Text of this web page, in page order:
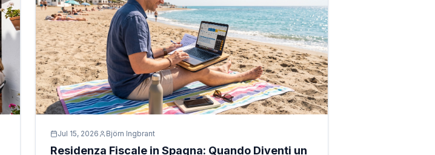
Jul 15, 2026 Björn Ingbrant
Residenza Fiscale in Spagna: Quando Diventi un